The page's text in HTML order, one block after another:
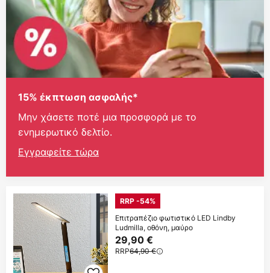
15% έκπτωση ασφαλής*
Μην χάσετε ποτέ μια προσφορά με το
ενημερωτικό δελτίο.
Εγγραφείτε τώρα
RRP -54%
Επιτραπέζιο φωτιστικό LED Lindby
Ludmilla, οθόνη, μαύρο
29,90 €
RRP64,90 €